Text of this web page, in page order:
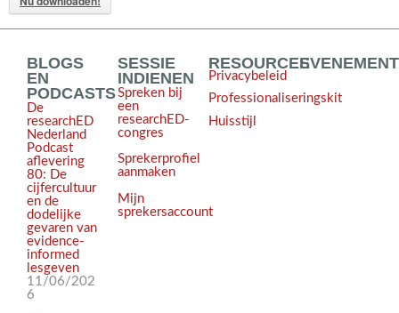
BLOGS
EN
PODCASTS
De
researchED
Nederland
Podcast
aflevering
80: De
cijfercultuur
en de
dodelijke
gevaren van
evidence-
informed
lesgeven
11/06/202
6
SESSIE
INDIENEN
Spreken bij
een
researchED-
congres
Sprekerprofiel
aanmaken
Mijn
sprekersaccount
RESOURCES
Privacybeleid
Professionaliseringskit
Huisstijl